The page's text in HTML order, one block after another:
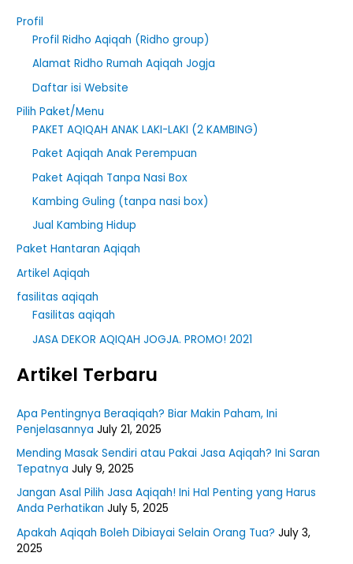
c
r
Profil
Profil Ridho Aqiqah (Ridho group)
Alamat Ridho Rumah Aqiqah Jogja
Daftar isi Website
Pilih Paket/Menu
PAKET AQIQAH ANAK LAKI-LAKI (2 KAMBING)
Paket Aqiqah Anak Perempuan
Paket Aqiqah Tanpa Nasi Box
Kambing Guling (tanpa nasi box)
Jual Kambing Hidup
Paket Hantaran Aqiqah
Artikel Aqiqah
fasilitas aqiqah
Fasilitas aqiqah
JASA DEKOR AQIQAH JOGJA. PROMO! 2021
Artikel Terbaru
Apa Pentingnya Beraqiqah? Biar Makin Paham, Ini
Penjelasannya July 21, 2025
Mending Masak Sendiri atau Pakai Jasa Aqiqah? Ini Saran
Tepatnya July 9, 2025
Jangan Asal Pilih Jasa Aqiqah! Ini Hal Penting yang Harus
Anda Perhatikan July 5, 2025
Apakah Aqiqah Boleh Dibiayai Selain Orang Tua? July 3,
2025